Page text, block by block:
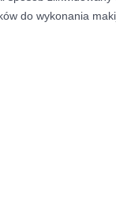
do wykonania